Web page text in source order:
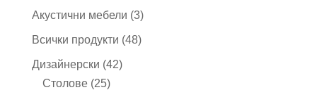
Акустични мебели 33
продукта
Всички продукти 4848
Дизайнерски 4242
Столове 2525